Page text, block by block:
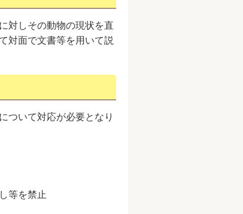
対しその動物の現状を直
対面で文書等を用いて説
ついて対応が必要となり
等を禁止